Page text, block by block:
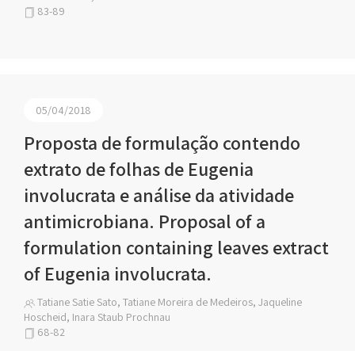
83-89
05/04/2018
Proposta de formulação contendo
extrato de folhas de Eugenia
involucrata e análise da atividade
antimicrobiana. Proposal of a
formulation containing leaves extract
of Eugenia involucrata.
Tatiane Satie Sato, Tatiane Moreira de Medeiros, Jaqueline
Hoscheid, Inara Staub Prochnau
68-82